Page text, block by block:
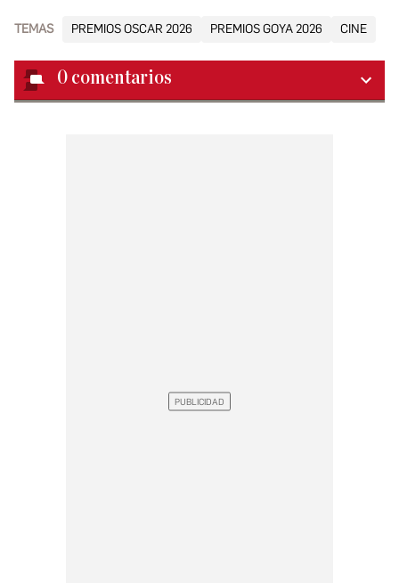
TEMAS PREMIOS OSCAR 2026 PREMIOS GOYA 2026 CINE
0 comentarios